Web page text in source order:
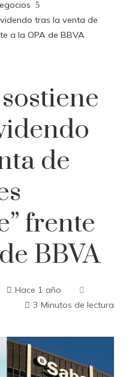
tras la venta de
a la OPA de BBVA
de
frente
BBVA
Hace 1 año
3 Minutos de lectura